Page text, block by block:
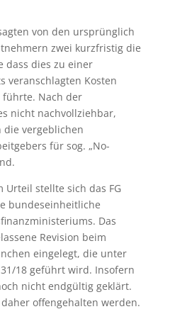
von den ursprünglich
zwei kurzfristig die
dass dies zu einer
veranschlagten Kosten
Nach der
nicht nachvollziehbar,
die vergeblichen
für sog. „No-
stellte sich das FG
bundeseinheitliche
Das
Revision beim
eingelegt, die unter
18 geführt wird. Insofern
nicht endgültig geklärt.
offengehalten werden.